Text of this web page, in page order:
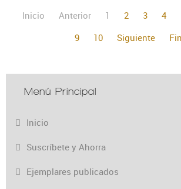
Inicio
Anterior 1 2 3 4
9
10 Siguiente
Menú Principal
Inicio
Suscríbete y Ahorra
Ejemplares publicados